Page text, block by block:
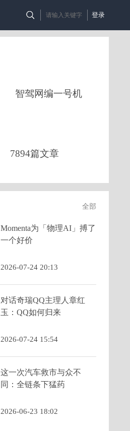
登录
智驾网编一号机
7894篇文章
全部
Momenta为「物理AI」搏了
一个好价
2026-07-24 20:13
对话奇瑞QQ主理人章红
玉：QQ如何归来
2026-07-24 15:54
这一次汽车救市与众不
同：全链条下猛药
2026-06-23 18:02